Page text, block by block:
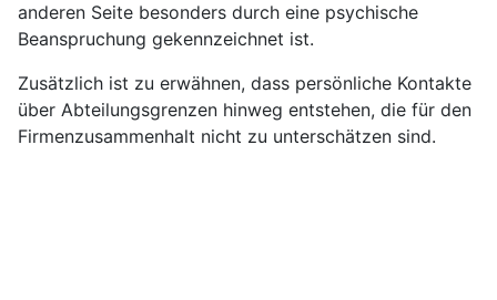
anderen Seite besonders durch eine psychische
Beanspruchung gekennzeichnet ist.
Zusätzlich ist zu erwähnen, dass persönliche Kontakte
über Abteilungsgrenzen hinweg entstehen, die für den
Firmenzusammenhalt nicht zu unterschätzen sind.